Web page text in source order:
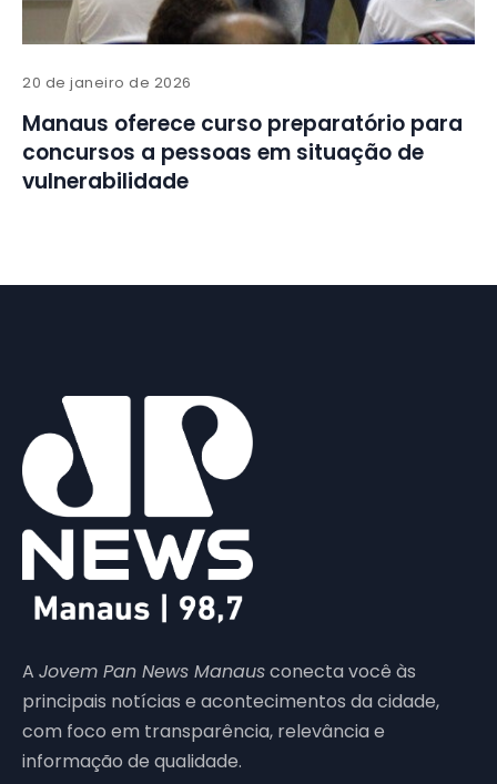
20 de janeiro de 2026
Manaus oferece curso preparatório para
concursos a pessoas em situação de
vulnerabilidade
A Jovem Pan News Manausconecta você às
principais notícias e acontecimentos da cidade,
com foco em transparência, relevância e
informação de qualidade.